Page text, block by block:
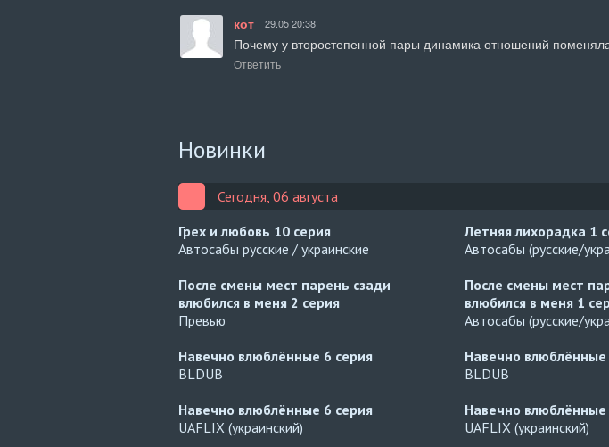
кот 29.05 20:38
Почему у второстепенной пары динамика отношений
Ответить
Новинки
Сегодня, 06 августа
Грех и любовь 10 серия
Автосабы русские / украинские
Летняя лихорадка 1
Автосабы (русские/
После смены мест парень сзади
влюбился в меня 2 серия
Превью
После смены мест
влюбился в меня 1
Автосабы (русские/
Навечно влюблённые 6 серия
BLDUB
Навечно влюблённые
BLDUB
Навечно влюблённые 6 серия
UAFLIX (украинский)
Навечно влюблённые
UAFLIX (украинский)